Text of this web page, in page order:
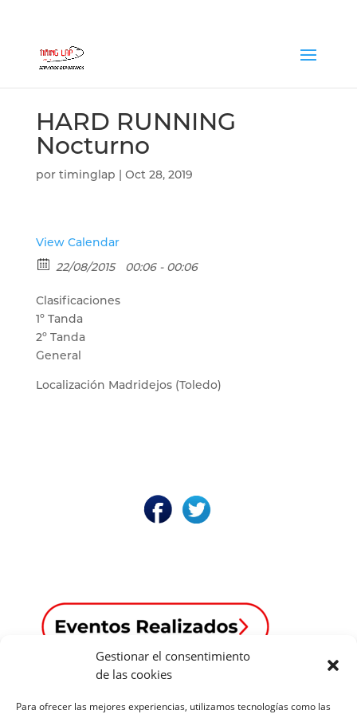
Gestionar el consentimiento
de las cookies
Para ofrecer las mejores experiencias, utilizamos tecnologías como las
HARD RUNNING
Nocturno
por timinglap | Oct 28, 2019
View Calendar
22/08/2015
00:06 - 00:06
Clasificaciones
1º Tanda
2º Tanda
General
Localización Madridejos (Toledo)